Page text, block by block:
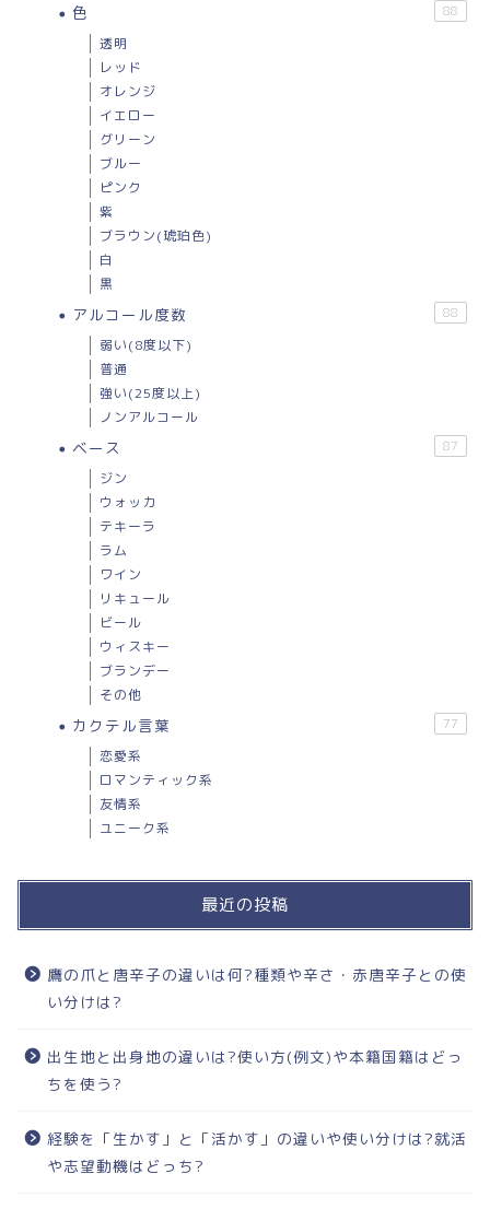
色 88
透明
レッド
オレンジ
イエロー
グリーン
ブルー
ピンク
紫
ブラウン(琥珀色)
白
黒
アルコール度数 88
弱い(8度以下)
普通
強い(25度以上)
ノンアルコール
ベース 87
ジン
ウォッカ
テキーラ
ラム
ワイン
リキュール
ビール
ウィスキー
ブランデー
その他
カクテル言葉 77
恋愛系
ロマンティック系
友情系
ユニーク系
最近の投稿
鷹の爪と唐辛子の違いは何?種類や辛さ・赤唐辛子との使
い分けは?
出生地と出身地の違いは?使い方(例文)や本籍国籍はどっ
ちを使う?
経験を「生かす」と「活かす」の違いや使い分けは?就活
や志望動機はどっち?